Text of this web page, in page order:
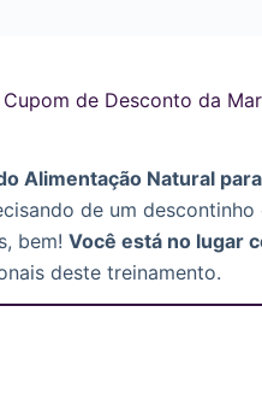
de Desconto da
Alimentação Natural
de um descontinho
bem! Você está no lugar
deste treinamento.